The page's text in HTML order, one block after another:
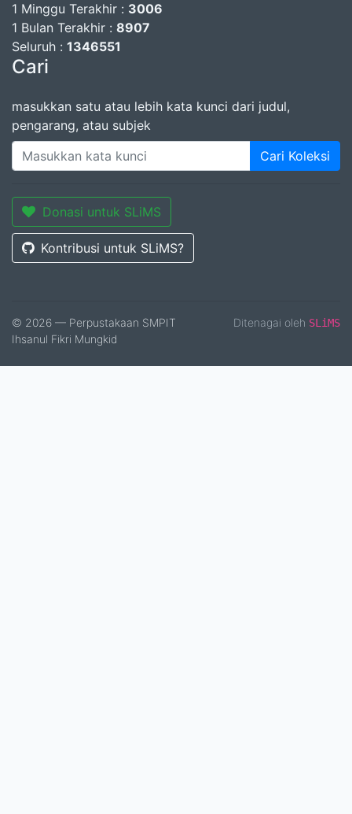
1 Minggu Terakhir : 3006
1 Bulan Terakhir : 8907
Seluruh : 1346551
Cari
masukkan satu atau lebih kata kunci dari judul,
pengarang, atau subjek
Cari Koleksi
Donasi untuk SLiMS
Kontribusi untuk SLiMS?
© 2026 — Perpustakaan SMPIT
Ihsanul Fikri Mungkid
Ditenagai oleh SLiMS